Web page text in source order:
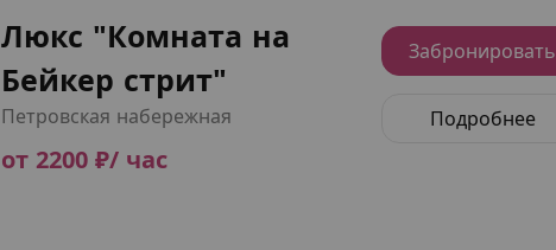
Люкс "Комната на
Бейкер стрит"
Петровская набережная
от 2200 ₽/ час
Забронировать
Подробнее